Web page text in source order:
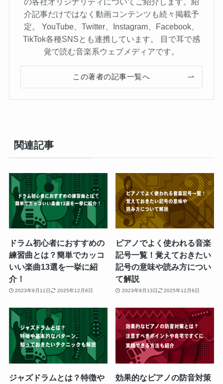
介記事だけではなく動画コンテンツも続々掲載予
定。 YouTube、Twitter、Instagram、Facebook、
TikTok各種SNSとも連携しています。 目で耳で感
覚で読む音楽系ウェブメディアです。
この著者の記事一覧へ
関連記事
ドラム初心者におすすめの
練習曲とは？簡単でカッコ
いい楽曲13選を一挙に紹
介！
2023年9月11日 2025年12月6日
ピアノでよく使われる音楽
記号一覧！覚えておきたい
記号の意味や読み方につい
て解説
2023年9月13日 2025年12月6日
ジャズドラムとは？特徴や
効果的なピアノの防音対策